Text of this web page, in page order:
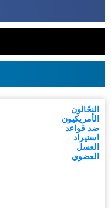
النحّالون
الأمريكيون
ضد قواعد
استيراد
العسل
العضوي